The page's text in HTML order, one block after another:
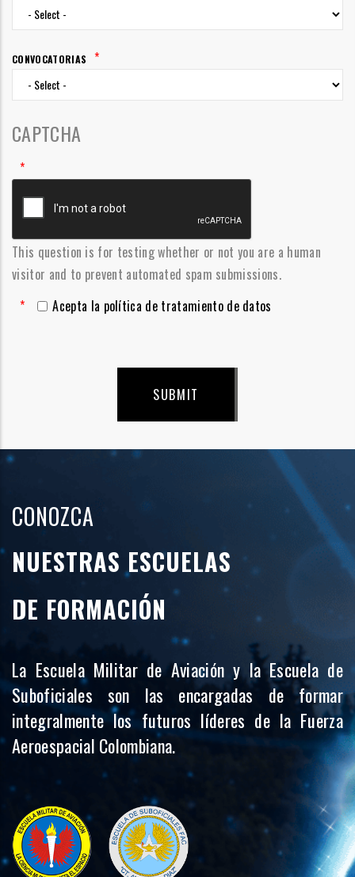
CONVOCATORIAS *
CAPTCHA
*
This question is for testing whether or not you are a human
visitor and to prevent automated spam submissions.
ACEPTA POLÍTICA DE TRATAMIENTO DE DATOS
* Acepta la política de tratamiento de datos
CONOZCA
NUESTRAS ESCUELAS
DE FORMACIÓN
La Escuela Militar de Aviación y la Escuela de
Suboficiales son las encargadas de formar
integralmente los futuros líderes de la Fuerza
Aeroespacial Colombiana.